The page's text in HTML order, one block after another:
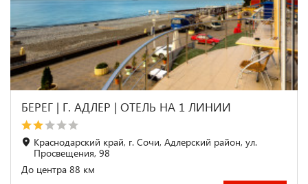
БЕРЕГ | Г. АДЛЕР | ОТЕЛЬ НА 1 ЛИНИИ
Краснодарский край, г. Сочи, Адлерский район, ул.
Просвещения, 98
До центра 88 км